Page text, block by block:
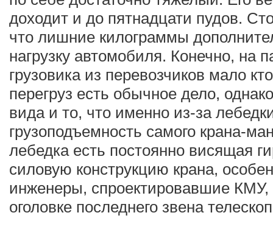
доходит и до пятнадцати пудов.
что лишние килограммы
нагрузку автомобиля. Конечно, на
грузовика из перевозчиков мало
перегруз есть обычное дело,
вида и то, что именно из-за
грузоподъемность самого крана-
лебедка есть постоянно висящая
силовую конструкцию крана,
инженеры, спроектировавшие КМУ,
оголовке последнего звена